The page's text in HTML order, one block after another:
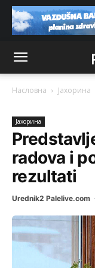
Насловна Јахорина
Јахорина
radova i
rezultati
Urednik2 Palelive.com